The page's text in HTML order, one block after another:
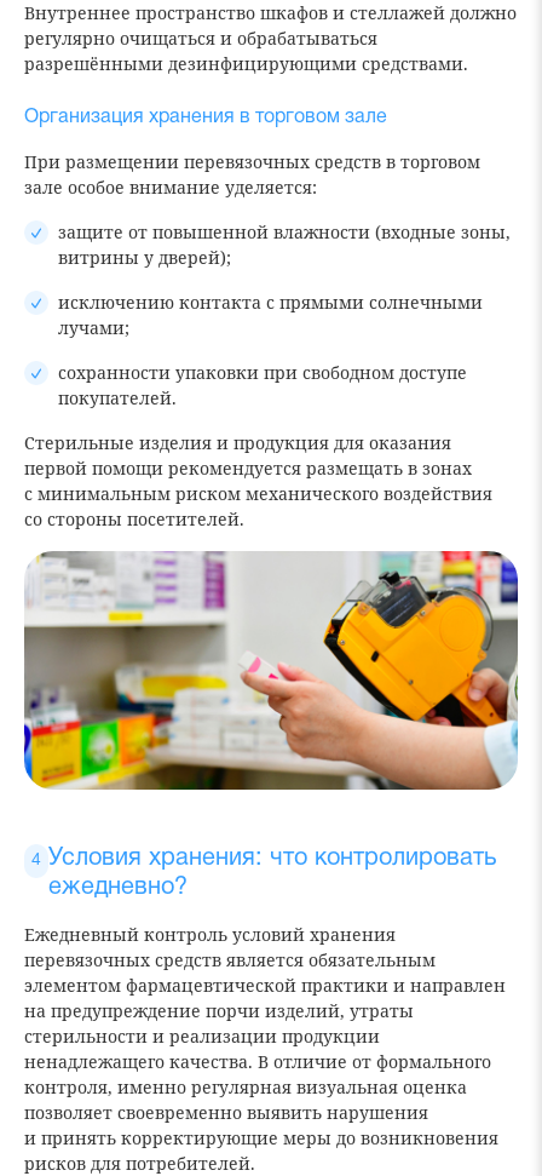
Внутреннее пространство шкафов и стеллажей должно
регулярно очищаться и обрабатываться
разрешёнными дезинфицирующими средствами.
Организация хранения в торговом зале
При размещении перевязочных средств в торговом
зале особое внимание уделяется:
защите от повышенной влажности (входные зоны,
витрины у дверей);
исключению контакта с прямыми солнечными
лучами;
сохранности упаковки при свободном доступе
покупателей.
Стерильные изделия и продукция для оказания
первой помощи рекомендуется размещать в зонах
с минимальным риском механического воздействия
со стороны посетителей.
Условия хранения: что контролировать
ежедневно?
Ежедневный контроль условий хранения
перевязочных средств является обязательным
элементом фармацевтической практики и направлен
на предупреждение порчи изделий, утраты
стерильности и реализации продукции
ненадлежащего качества. В отличие от формального
контроля, именно регулярная визуальная оценка
позволяет своевременно выявить нарушения
и принять корректирующие меры до возникновения
рисков для потребителей.